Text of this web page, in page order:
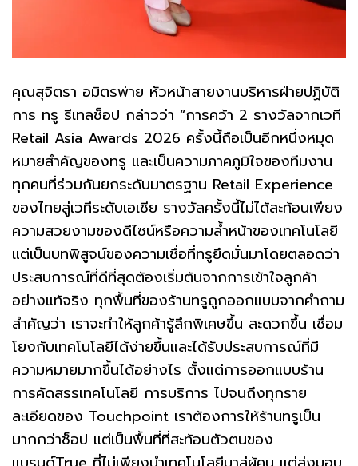
คุณสุจิตรา อมิตรพ่าย หัวหน้าสายงานบริหารฝ่ายปฏิบัติ
การ ทรู รีเทลช็อป กล่าวว่า “การคว้า 2 รางวัลจากเวที
Retail Asia Awards 2026 ครั้งนี้ถือเป็นอีกหนึ่งหมุด
หมายสำคัญของทรู และเป็นความภาคภูมิใจของทีมงาน
ทุกคนที่ร่วมกันยกระดับมาตรฐาน Retail Experience
ของไทยสู่เวทีระดับเอเชีย รางวัลครั้งนี้ไม่ได้สะท้อนเพียง
ความสวยงามของดีไซน์หรือความล้ำหน้าของเทคโนโลยี
แต่เป็นบทพิสูจน์ของความเชื่อที่ทรูยึดมั่นมาโดยตลอดว่า
ประสบการณ์ที่ดีที่สุดต้องเริ่มต้นจากการเข้าใจลูกค้า
อย่างแท้จริง ทุกพื้นที่ของร้านทรูถูกออกแบบจากคำถาม
สำคัญว่า เราจะทำให้ลูกค้ารู้สึกพิเศษขึ้น สะดวกขึ้น เชื่อม
โยงกับเทคโนโลยีได้ง่ายขึ้นและได้รับประสบการณ์ที่มี
ความหมายมากขึ้นได้อย่างไร ตั้งแต่การออกแบบร้าน
การคัดสรรเทคโนโลยี การบริการ ไปจนถึงทุกราย
ละเอียดของ Touchpoint เราต้องการให้ร้านทรูเป็น
มากกว่าช็อป แต่เป็นพื้นที่ที่สะท้อนตัวตนของ